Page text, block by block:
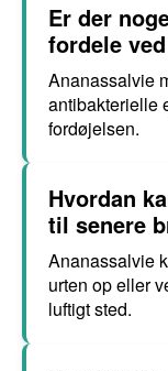
Er der
fordele
Ananassalvie
antibakterielle
fordøjelsen.
Hvordan
til senere
Ananassalvie
urten op eller
luftigt sted.